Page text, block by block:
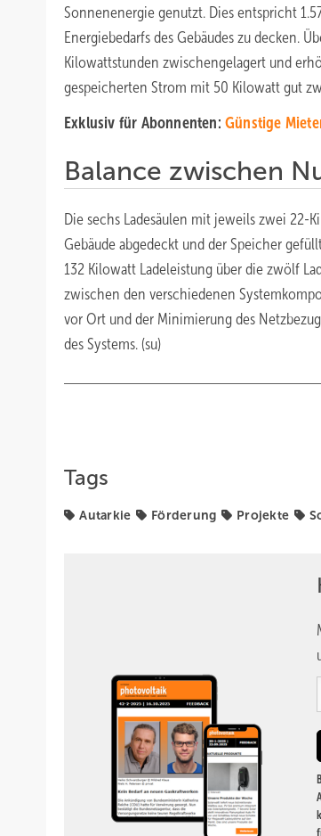
Sonnenenergie genutzt. Dies entspricht
Energiebedarfs des Gebäudes zu decken.
Kilowattstunden zwischengelagert und
gespeicherten Strom mit 50 Kilowatt gut
Exklusiv für Abonnenten: Gü nstige
Balance zwischen
Die sechs Ladesäulen mit jeweils zwei 22-
Gebäude abgedeckt und der Speicher
132 Kilowatt Ladeleistung über die zwölf
zwischen den verschiedenen
vor Ort und der Minimierung des
des Systems. (su)
Tags
Autarkie Förderung Projekte